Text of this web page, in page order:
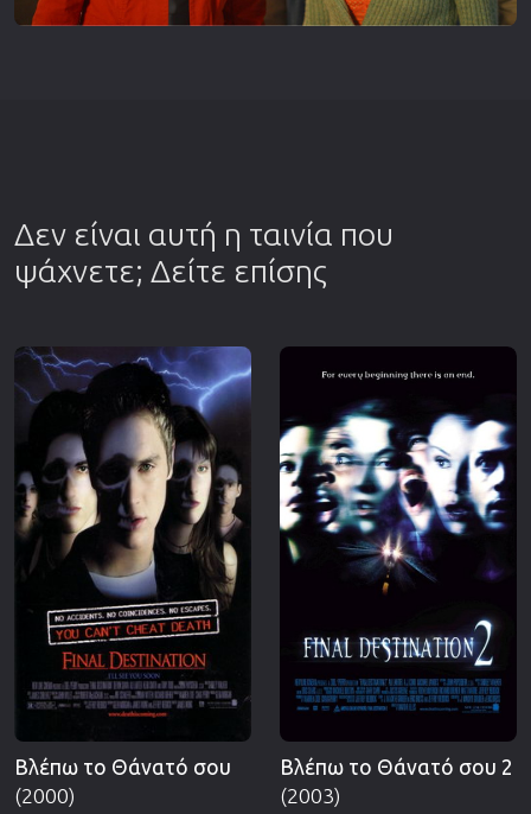
Δεν είναι αυτή η ταινία που
ψάχνετε; Δείτε επίσης
Βλέπω το Θάνατό σου
(2000)
Βλέπω το Θάνατό σου 2
(2003)